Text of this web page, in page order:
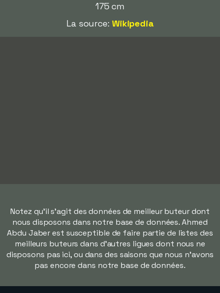
175 cm
La source: Wikipedia
Notez qu'il s'agit des données de meilleur buteur dont
nous disposons dans notre base de données. Ahmed
Abdu Jaber est susceptible de faire partie de listes des
meilleurs buteurs dans d'autres ligues dont nous ne
disposons pas ici, ou dans des saisons que nous n'avons
pas encore dans notre base de données.